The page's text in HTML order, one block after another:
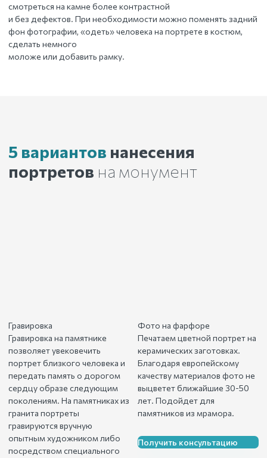
смотреться на камне более контрастной
и без дефектов. При необходимости можно поменять задний
фон фотографии, «одеть» человека на портрете в костюм,
сделать немного
моложе или добавить рамку.
5 вариантов нанесения
портретов на монумент
Гравировка
Гравировка на памятнике
позволяет увековечить
портрет близкого человека и
передать память о дорогом
сердцу образе следующим
поколениям. На памятниках из
гранита портреты
гравируются вручную
опытным художником либо
посредством специального
Фото на фарфоре
Печатаем цветной портрет на
керамических заготовках.
Благодаря европейскому
качеству материалов фото не
выцветет ближайшие 30-50
лет. Подойдет для
памятников из мрамора.
Получить консультацию